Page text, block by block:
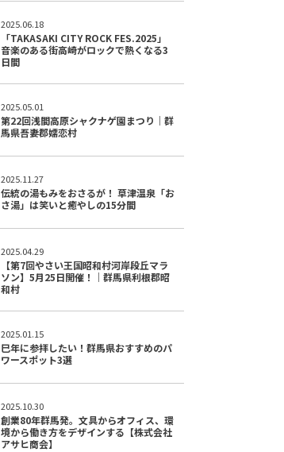
2025.06.18
「TAKASAKI CITY ROCK FES.2025」
音楽のある街高崎がロックで熱くなる3
日間
2025.05.01
第22回浅間高原シャクナゲ園まつり｜群
馬県吾妻郡嬬恋村
2025.11.27
伝統の湯もみをおさるが！ 草津温泉「お
さ湯」は笑いと癒やしの15分間
2025.04.29
【第7回やさい王国昭和村河岸段丘マラ
ソン】5月25日開催！｜群馬県利根郡昭
和村
2025.01.15
巳年に参拝したい！群馬県おすすめのパ
ワースポット3選
2025.10.30
創業80年群馬発。文具からオフィス、環
境から働き方をデザインする【株式会社
アサヒ商会】